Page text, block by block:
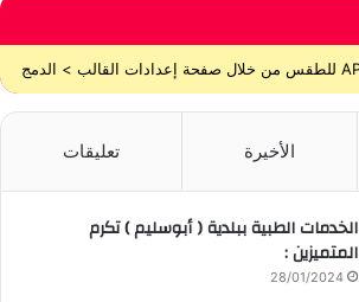
الأخيرة تعليقات
الخدمات الطبية ببلدية ( أبوسليم ) تكرم
المتميزين :
28/01/2024